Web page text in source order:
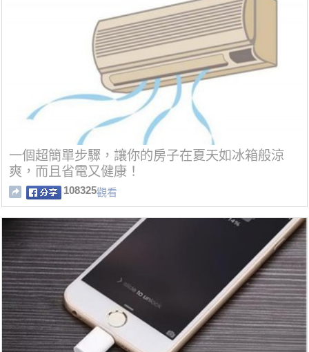
一個超簡單步驟，讓你的房子在夏天如冰箱般涼
爽，而且省電又健康！
108325觀看